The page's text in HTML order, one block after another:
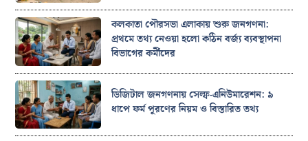
কলকাতা পৌরসভা এলাকায় শুরু জনগণনা:
প্রথমে তথ্য নেওয়া হলো কঠিন বর্জ্য ব্যবস্থাপনা
বিভাগের কর্মীদের
ডিজিটাল জনগণনায় সেল্ফ-এনিউমারেশন: ৯
ধাপে ফর্ম পূরণের নিয়ম ও বিস্তারিত তথ্য